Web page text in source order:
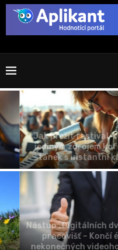
Jak přežít festival, kde je
jediným zdrojem kofeinu
stánek s instantní kávou
Nástup „Digitálních
pracovišť – Končí éra
nekonečných